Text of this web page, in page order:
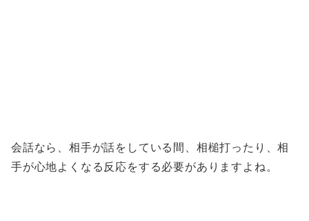
会話なら、相手が話をしている間、相槌打ったり、相
手が心地よくなる反応をする必要がありますよね。